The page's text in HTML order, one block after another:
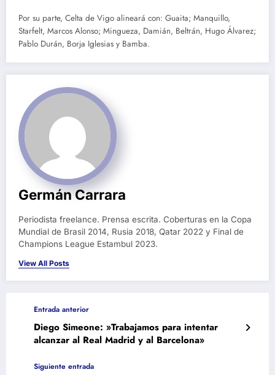
Por su parte, Celta de Vigo alineará con: Guaita; Manquillo,
Starfelt, Marcos Alonso; Mingueza, Damián, Beltrán, Hugo Álvarez;
Pablo Durán, Borja Iglesias y Bamba.
Germán Carrara
Periodista freelance. Prensa escrita. Coberturas en la Copa
Mundial de Brasil 2014, Rusia 2018, Qatar 2022 y Final de
Champions League Estambul 2023.
View All Posts
Entrada anterior
Diego Simeone: »Trabajamos para intentar
alcanzar al Real Madrid y al Barcelona»
Siguiente entrada